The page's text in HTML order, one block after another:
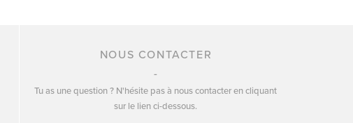
NOUS CONTACTER
Tu as une question ? N'hésite pas à nous contacter en cliquant
sur le lien ci-dessous.